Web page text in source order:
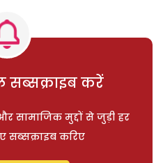
सब्सक्राइब करें
सामाजिक मुद्दों से जुड़ी हर
सब्सक्राइब करिए